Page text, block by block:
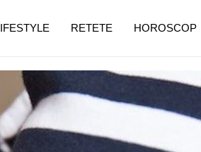
RETETE HOROSCOP
de dureroasă este